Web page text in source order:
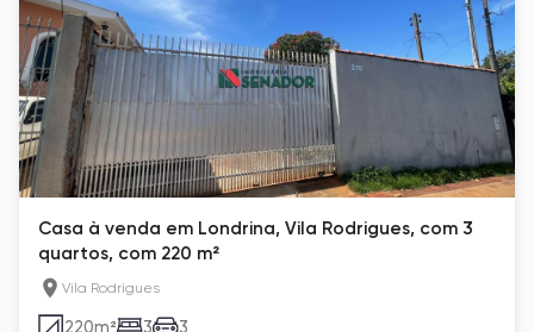
Casa à venda em Londrina, Vila Rodrigues, com 3
quartos, com 220 m²
Vila Rodrigues
220m² 3 3